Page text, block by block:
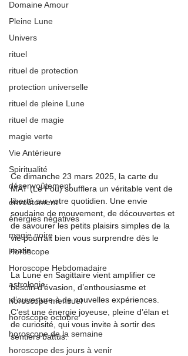
Domaine Amour
Pleine Lune
Univers
rituel
rituel de protection
protection universelle
rituel de pleine Lune
rituel de magie
magie verte
Vie Antérieure
Spiritualité
désenvoûtement
envoûtement
énergies négatives
magie noire
Horoscope
Horoscope Hebdomadaire
astrologie
horoscope mensuel
horoscope octobre
horoscope de la semaine
horoscope des jours à venir
Ce dimanche 23 mars 2025, la carte du
MAT (Le Fou) soufflera un véritable vent de
liberté sur votre quotidien. Une envie
soudaine de mouvement, de découvertes et
de savourer les petits plaisirs simples de la
vie pourrait bien vous surprendre dès le
matin.
La Lune en Sagittaire vient amplifier ce
besoin d’évasion, d’enthousiasme et
d’ouverture à de nouvelles expériences.
C’est une énergie joyeuse, pleine d’élan et
de curiosité, qui vous invite à sortir des
sentiers battus.